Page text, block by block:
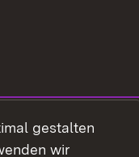
gestalten
wir